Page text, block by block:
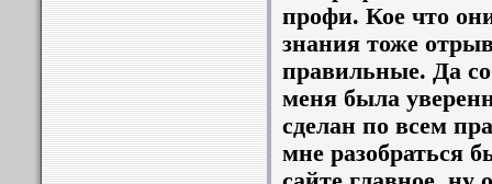
профи. Кое что
знания тоже
правильные. Да
меня была
сделан по всем
мне разобраться